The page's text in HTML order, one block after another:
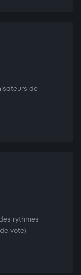
de
rythmes
vote)